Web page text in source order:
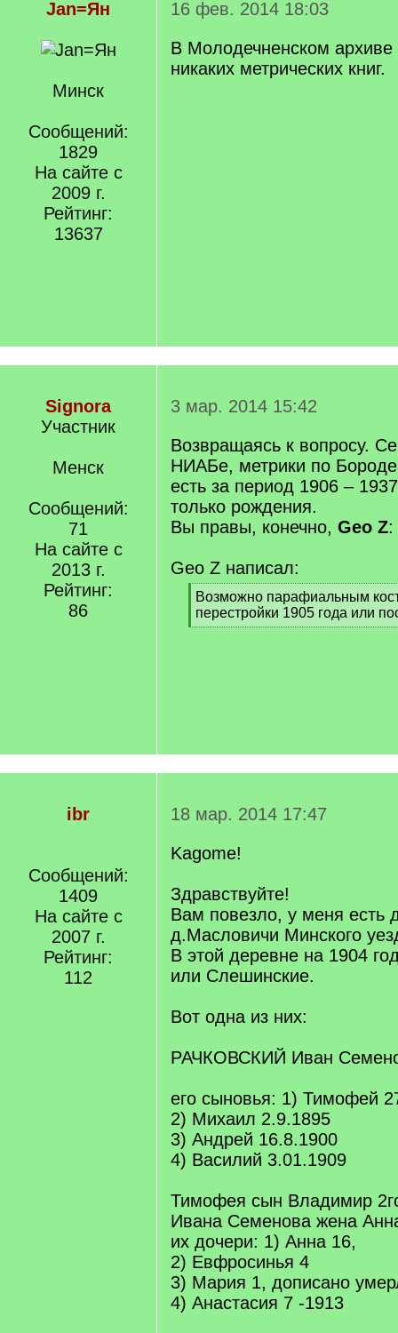
Jan=Ян
Минск
Сообщений:
1829
На сайте с
2009 г.
Рейтинг:
13637
16 фев. 2014 18:03
В Молодечненском архиве
никаких метрических книг.
Signora
Участник
Менск
Сообщений:
71
На сайте с
2013 г.
Рейтинг:
86
3 мар. 2014 15:42
Возвращаясь к вопросу.
НИАБе, метрики по
есть за период 1906 –
только рождения.
Вы правы, конечно, Geo Z:
Geo Z написал:
[
q
]
Возможно парафиальным
перестройки 1905 года или
[
ibr
Сообщений:
1409
На сайте с
2007 г.
Рейтинг:
112
18 мар. 2014 17:47
Kagome!
Здравствуйте!
Вам повезло, у меня есть
д.Масловичи Минского
В этой деревне на 1904
или Слешинские.
Вот одна из них:
РАЧКОВСКИЙ Иван
его сыновья: 1) Тимофей
2) Михаил 2.9.1895
3) Андрей 16.8.1900
4) Василий 3.01.1909
Тимофея сын Владимир
Ивана Семенова жена
их дочери: 1) Анна 16,
2) Евфросинья 4
3) Мария 1, дописано
4) Анастасия 7 -1913